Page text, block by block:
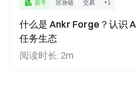
新手 区块链 交易 +1
什么是 Ankr Forge？认识
任务生态
阅读时长: 2m